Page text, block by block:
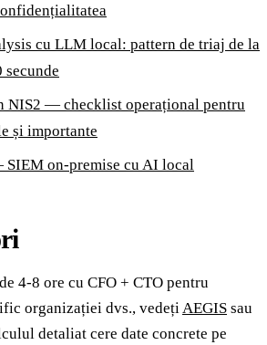
cu LLM local: pattern de triaj de la
secunde
NIS2 — checklist operațional pentru
și importante
on-premise cu AI local
4-8 ore cu CFO + CTO pentru
organizației dvs., vedețiAEGIS sau
detaliat cere date concrete pe